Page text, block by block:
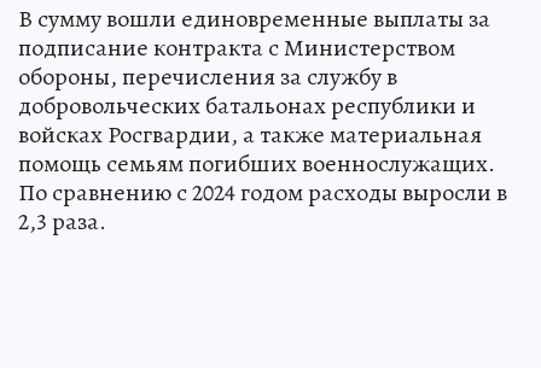
В сумму вошли единовременные выплаты за
подписание контракта с Министерством
обороны, перечисления за службу в
добровольческих батальонах республики и
войсках Росгвардии, а также материальная
помощь семьям погибших военнослужащих.
По сравнению с 2024 годом расходы выросли в
2,3 раза.